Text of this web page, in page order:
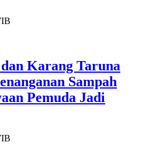
Karang Taruna
Sampah
Pemuda Jadi